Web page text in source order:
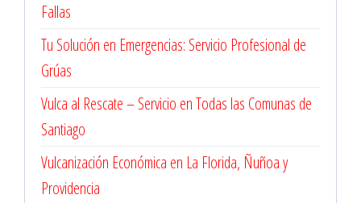
Fallas
Tu Solución en Emergencias: Servicio Profesional de
Grúas
Vulca al Rescate – Servicio en Todas las Comunas de
Santiago
Vulcanización Económica en La Florida, Ñuñoa y
Providencia